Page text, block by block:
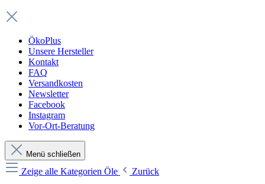
ÖkoPlus
Unsere Hersteller
Kontakt
FAQ
Versandkosten
Newsletter
Facebook
Instagram
Vor-Ort-Beratung
Menü schließen
Zeige alle Kategorien Öle
Zurück